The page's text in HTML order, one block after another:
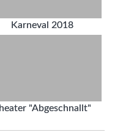
Karneval 2018
"Abgeschnallt"